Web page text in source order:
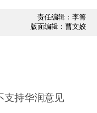
责任编辑：李箐
版面编辑：曹文姣
支持华润意见